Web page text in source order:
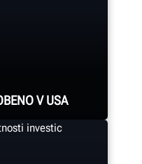
V USA